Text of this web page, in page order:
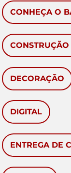
CONHEÇA O
DECORAÇÃO
DIGITAL
ENTREGA DE